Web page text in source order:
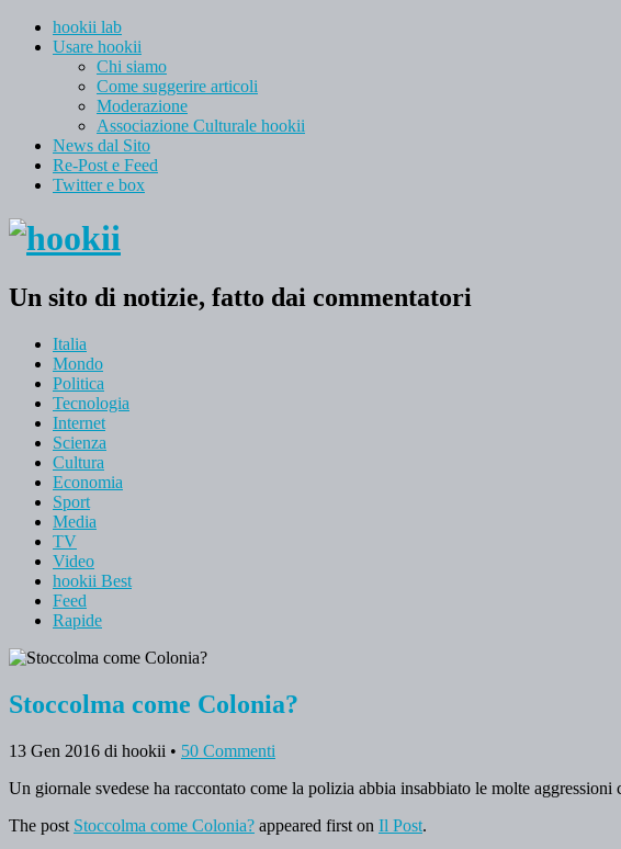
hookii lab
Usare hookii
Chi siamo
Come suggerire articoli
Moderazione
Associazione Culturale hookii
News dal Sito
Re-Post e Feed
Twitter e box
Un sito di notizie, fatto dai commentatori
Italia
Mondo
Politica
Tecnologia
Internet
Scienza
Cultura
Economia
Sport
Media
TV
Video
hookii Best
Feed
Rapide
Stoccolma come Colonia?
13 Gen 2016 di hookii • 50 Commenti
Un giornale svedese ha raccontato come la polizia abbia insabbiato le molte
The post Stoccolma come Colonia? appeared first on Il Post.